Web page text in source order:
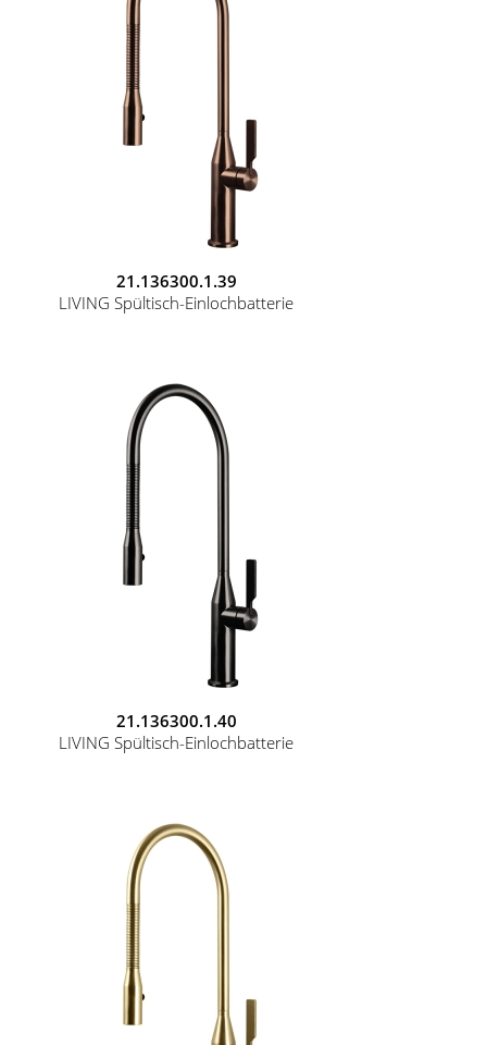
21.136300.1.39
LIVING Spültisch-Einlochbatterie
21.136300.1.40
LIVING Spültisch-Einlochbatterie